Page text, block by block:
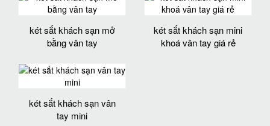
két sắt khách sạn mở
bằng vân tay
két sắt khách sạn mini
khoá vân tay giá rẻ
két sắt khách sạn vân
tay mini